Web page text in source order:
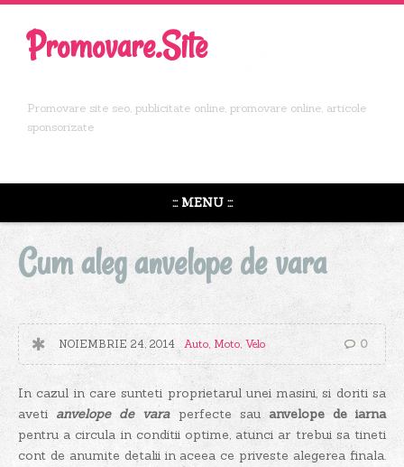
Promovare.Site
Promovare site seo, publicitate online, promovare online, articole
sponsorizate
::: MENU :::
Cum aleg anvelope de vara
NOIEMBRIE 24, 2014 Auto, Moto, Velo 0
In cazul in care sunteti proprietarul unei masini, si doriti sa
aveti anvelope de varaperfecte sau anvelope de iarna
pentru a circula in conditii optime, atunci ar trebui sa tineti
cont de anumite detalii in aceea ce priveste alegerea finala.